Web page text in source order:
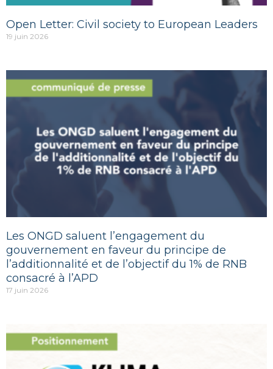
Open Letter: Civil society to European Leaders
19 juin 2026
Les ONGD saluent l’engagement du
gouvernement en faveur du principe de
l’additionnalité et de l’objectif du 1% de RNB
consacré à l’APD
17 juin 2026